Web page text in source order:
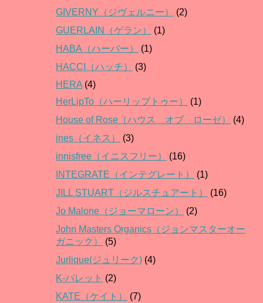
GIVERNY（ジヴェルニー）
(2)
GUERLAIN（ゲラン）
(1)
HABA（ハーバー）
(1)
HACCI（ハッチ）
(3)
HERA(4)
HerLipTo（ハーリップトゥー）
(1)
House of Rose（ハウス オブ ローゼ）
(4)
ines（イネス）
(3)
innisfree（イニスフリー）
(16)
INTEGRATE（インテグレート）
(1)
JILL STUART（ジルスチュアート）
(16)
Jo Malone（ジョーマローン）
(2)
John Masters Organics（ジョンマスターオー
ガニック）
(5)
Jurlique(ジュリーク) (4)
K-パレット (2)
KATE（ケイト）
(7)